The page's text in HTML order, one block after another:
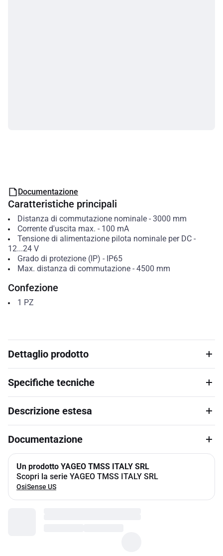
Documentazione
Caratteristiche principali
Distanza di commutazione nominale- 3000 mm
Corrente d'uscita max. - 100 mA
Tensione di alimentazione pilota nominale per DC-
12...24 V
Grado di protezione (IP) - IP65
Max. distanza di commutazione- 4500 mm
Confezione
1 PZ
Dettaglio prodotto
Specifiche tecniche
Descrizione estesa
Documentazione
Un prodotto YAGEO TMSS ITALY SRL
Scopri la serie YAGEO TMSS ITALY SRL
OsiSense US